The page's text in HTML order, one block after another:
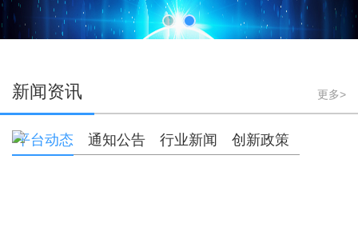
新闻资讯 更多>
平台动态 通知公告 行业新闻 创新政策